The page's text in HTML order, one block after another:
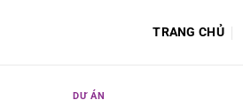
TRANG CHỦ
DỰ ÁN